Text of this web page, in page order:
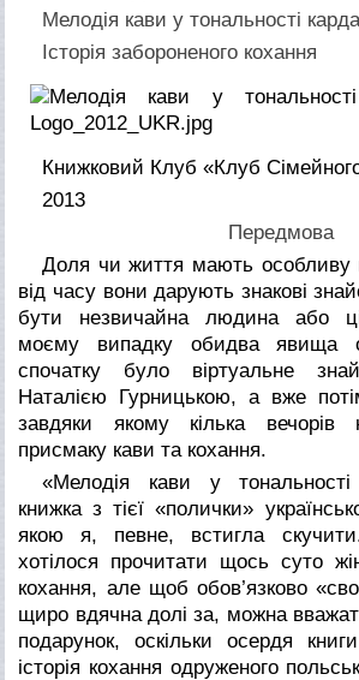
Мелодія кави у тональності
Історія забороненого кохання
Книжковий Клуб «Клуб
2013
Передмова
Доля чи життя мають особливу
від часу вони дарують знакові
бути незвичайна людина або
моєму випадку обидва явища
спочатку було віртуальне
Наталією Гурницькою, а вже
завдяки якому кілька вечорів
присмаку кави та кохання.
«Мелодія кави у
книжка з тієї «полички»
якою я, певне, встигла
хотілося прочитати щось суто
кохання, але щоб обов’язково
щиро вдячна долі за, можна
подарунок, оскільки осердя
історія кохання одруженого